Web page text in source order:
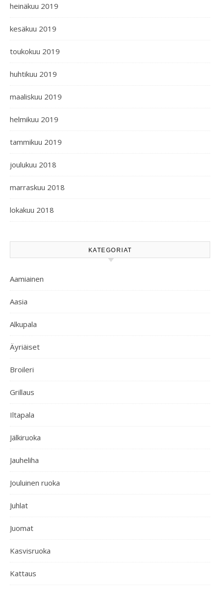
heinäkuu 2019
kesäkuu 2019
toukokuu 2019
huhtikuu 2019
maaliskuu 2019
helmikuu 2019
tammikuu 2019
joulukuu 2018
marraskuu 2018
lokakuu 2018
KATEGORIAT
Aamiainen
Aasia
Alkupala
Äyriäiset
Broileri
Grillaus
Iltapala
Jälkiruoka
Jauheliha
Jouluinen ruoka
Juhlat
Juomat
Kasvisruoka
Kattaus